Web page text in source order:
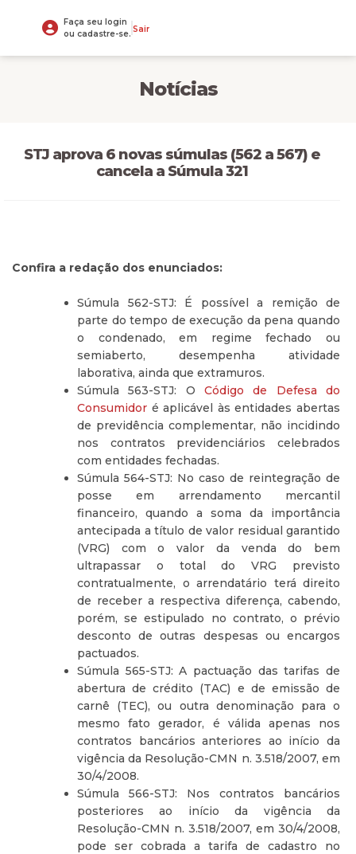
Faça seu login
ou cadastre-se. Sair
Notícias
STJ aprova 6 novas súmulas (562 a 567) e
cancela a Súmula 321
Confira a redação dos enunciados:
Súmula 562-STJ: É possível a remição de
parte do tempo de execução da pena quando
o condenado, em regime fechado ou
semiaberto, desempenha atividade
laborativa, ainda que extramuros.
Súmula 563-STJ: O Código de Defesa do
Consumidor é aplicável às entidades abertas
de previdência complementar, não incidindo
nos contratos previdenciários celebrados
com entidades fechadas.
Súmula 564-STJ: No caso de reintegração de
posse em arrendamento mercantil
financeiro, quando a soma da importância
antecipada a título de valor residual garantido
(VRG) com o valor da venda do bem
ultrapassar o total do VRG previsto
contratualmente, o arrendatário terá direito
de receber a respectiva diferença, cabendo,
porém, se estipulado no contrato, o prévio
desconto de outras despesas ou encargos
pactuados.
Súmula 565-STJ: A pactuação das tarifas de
abertura de crédito (TAC) e de emissão de
carnê (TEC), ou outra denominação para o
mesmo fato gerador, é válida apenas nos
contratos bancários anteriores ao início da
vigência da Resolução-CMN n. 3.518/2007, em
30/4/2008.
Súmula 566-STJ: Nos contratos bancários
posteriores ao início da vigência da
Resolução-CMN n. 3.518/2007, em 30/4/2008,
pode ser cobrada a tarifa de cadastro no